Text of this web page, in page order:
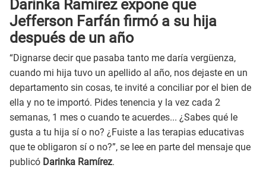
Darinka Ramírez expone que
Jefferson Farfán firmó a su hija
después de un año
“Dignarse decir que pasaba tanto me daría vergüenza,
cuando mi hija tuvo un apellido al año, nos dejaste en un
departamento sin cosas, te invité a conciliar por el bien de
ella y no te importó. Pides tenencia y la vez cada 2
semanas, 1 mes o cuando te acuerdes... ¿Sabes qué le
gusta a tu hija sí o no? ¿Fuiste a las terapias educativas
que te obligaron sí o no?”, se lee en parte del mensaje que
publicó Darinka Ramírez.